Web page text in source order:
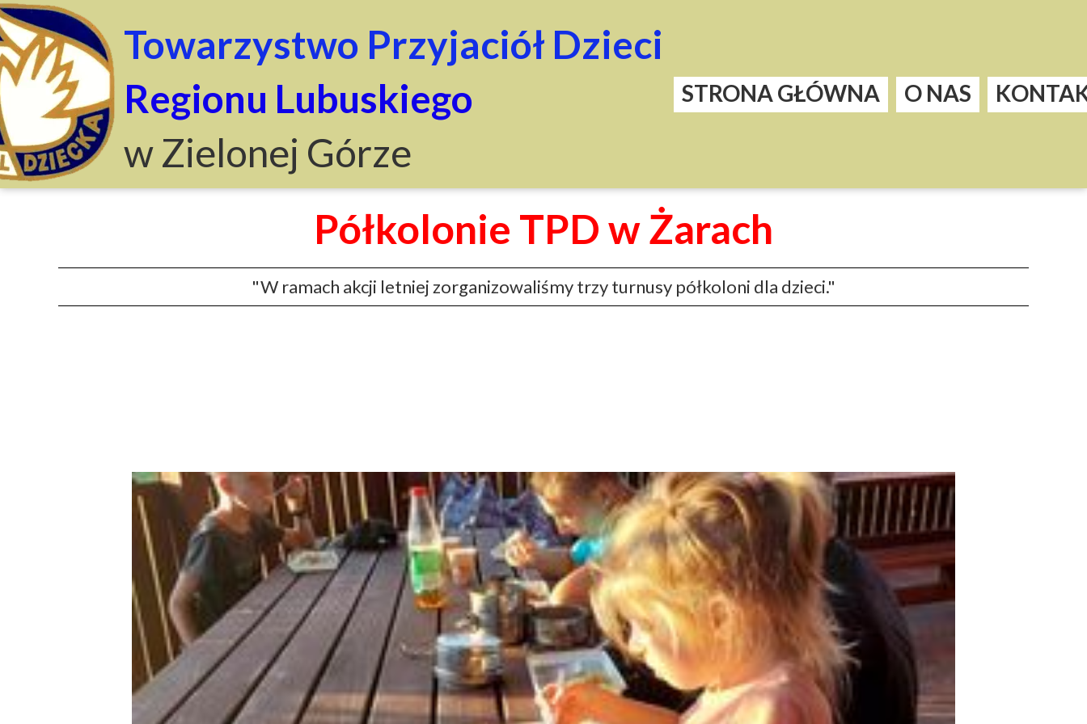
Towarzystwo Przyjaciół Dzieci
Regionu Lubuskiego
w Zielonej Górze
STRONA GŁÓWNA O NAS
Półkolonie TPD w Żarach
"W ramach akcji letniej zorganizowaliśmy trzy turnusy półkoloni dla dzieci."